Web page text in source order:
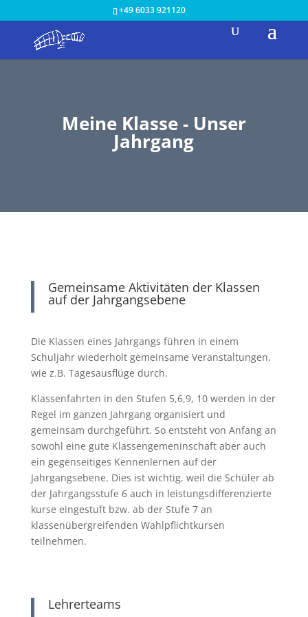
+49 6033 921120
Meine Klasse - Unser
Jahrgang
Gemeinsame Aktivitäten der Klassen
auf der Jahrgangsebene
Die Klassen eines Jahrgangs führen in einem
Schuljahr wiederholt gemeinsame Veranstaltungen,
wie z.B. Tagesausflüge durch.
Klassenfahrten in den Stufen 5,6,9, 10 werden in der
Regel im ganzen Jahrgang organisiert und
gemeinsam durchgeführt. So entsteht von Anfang an
sowohl eine gute Klassengemeninschaft aber auch
ein gegenseitiges Kennenlernen auf der
Jahrgangsebene. Dies ist wichtig, weil die Schüler ab
der Jahrgangsstufe 6 auch in leistungsdifferenzierte
kurse eingestuft bzw. ab der Stufe 7 an
klassenübergreifenden Wahlpflichtkursen
teilnehmen.
Lehrerteams